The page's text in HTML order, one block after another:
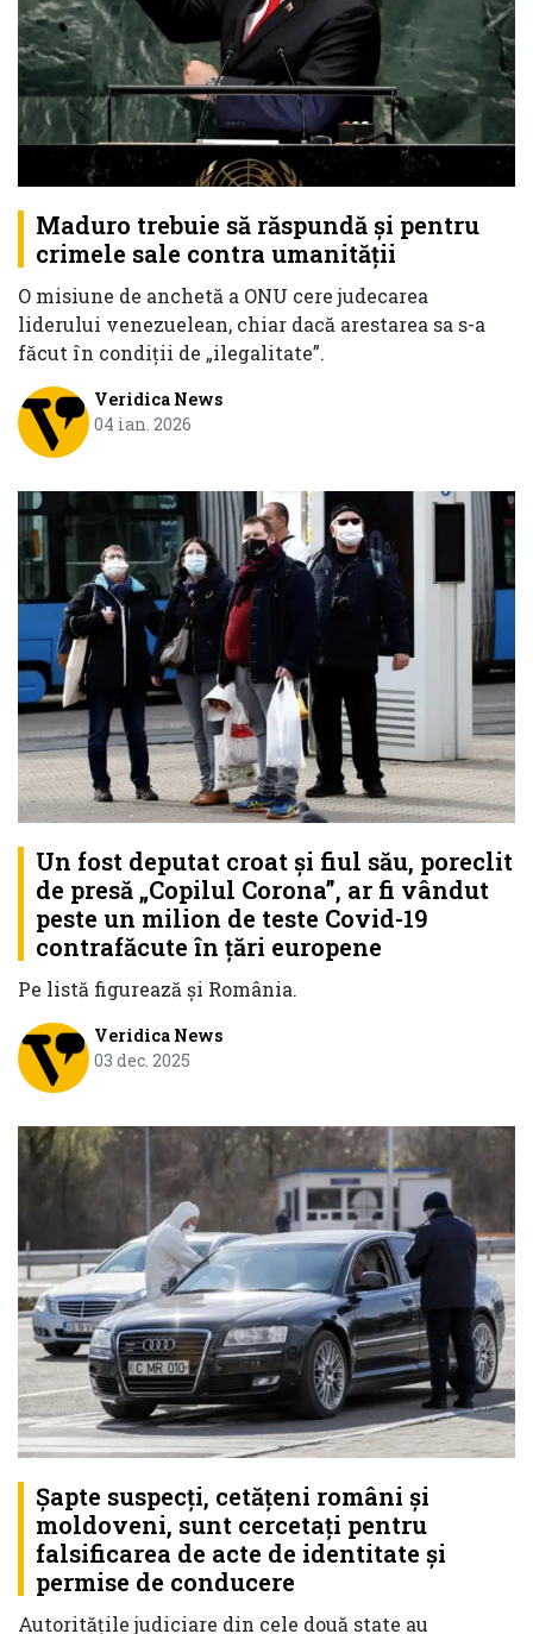
Maduro trebuie să răspundă și pentru
crimele sale contra umanității
O misiune de anchetă a ONU cere judecarea
liderului venezuelean, chiar dacă arestarea sa s-a
făcut în condiții de „ilegalitate”.
Veridica News
04 ian. 2026
Un fost deputat croat și fiul său, poreclit
de presă „Copilul Corona”, ar fi vândut
peste un milion de teste Covid-19
contrafăcute în țări europene
Pe listă figurează și România.
Veridica News
03 dec. 2025
Şapte suspecţi, cetăţeni români şi
moldoveni, sunt cercetaţi pentru
falsificarea de acte de identitate şi
permise de conducere
Autorităţile judiciare din cele două state au